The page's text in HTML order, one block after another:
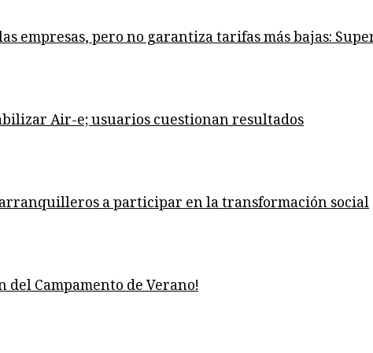
empresas, pero no garantiza tarifas más bajas:
Air-e; usuarios cuestionan resultados
a participar en la transformación social
del Campamento de Verano!